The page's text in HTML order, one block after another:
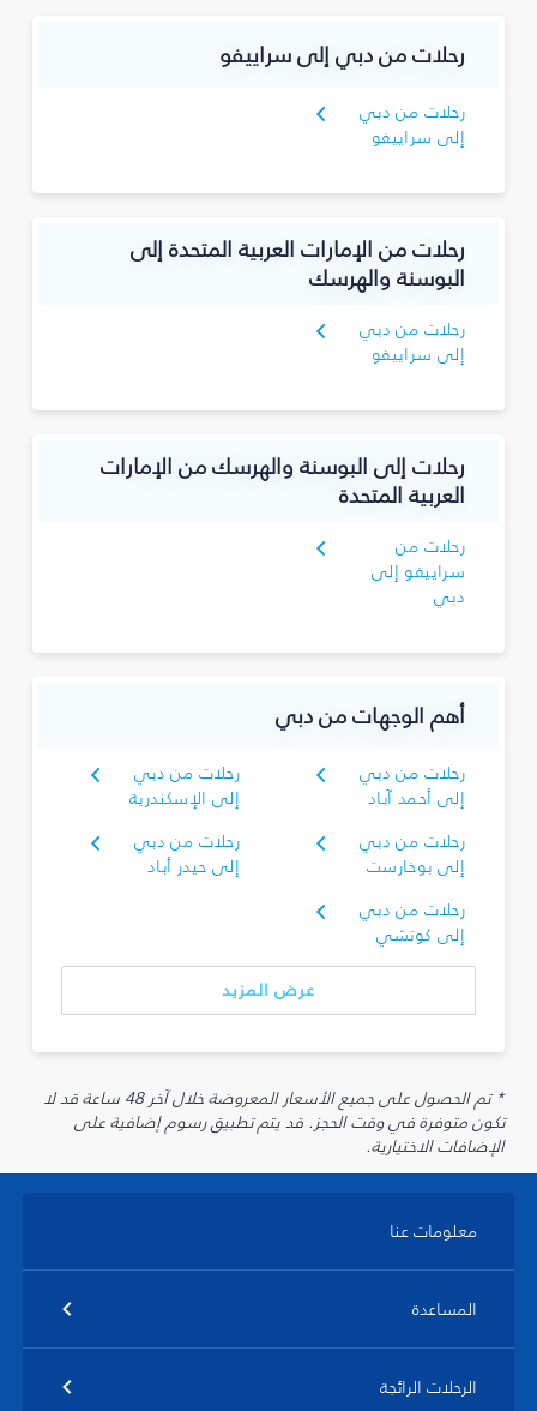
رحلات من دبي إلى سراييفو
رحلات من دبي
إلى سراييفو
رحلات من الإمارات العربية المتحدة إلى
البوسنة والهرسك
رحلات من دبي
إلى سراييفو
رحلات إلى البوسنة والهرسك من الإمارات
العربية المتحدة
رحلات من
سراييفو إلى
دبي
أهم الوجهات من دبي
رحلات من دبي
إلى أحمد آباد
رحلات من دبي
إلى الإسكندرية
رحلات من دبي
إلى بوخارست
رحلات من دبي
إلى حيدر أباد
رحلات من دبي
إلى كوتشي
عرض المزيد
* تم الحصول على جميع الأسعار المعروضة خلال آخر 48 ساعة قد لا
تكون متوفرة في وقت الحجز. قد يتم تطبيق رسوم إضافية على
الإضافات الاختيارية.
معلومات عنا
المساعدة
الرحلات الرائجة